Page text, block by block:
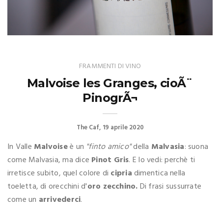
FRAMMENTI DI VINO
Malvoise les Granges, cioÃ¨
PinogrÃ¬
The Caf 19 aprile 2020
In Valle Malvoiseè un "finto amico"della Malvasia: suona
come Malvasia, ma dice Pinot Gris. E lo vedi: perchè ti
irretisce subito, quel colore di cipriadimentica nella
toeletta, di orecchini d'oro zecchino.Di frasi sussurrate
come un arrivederci.